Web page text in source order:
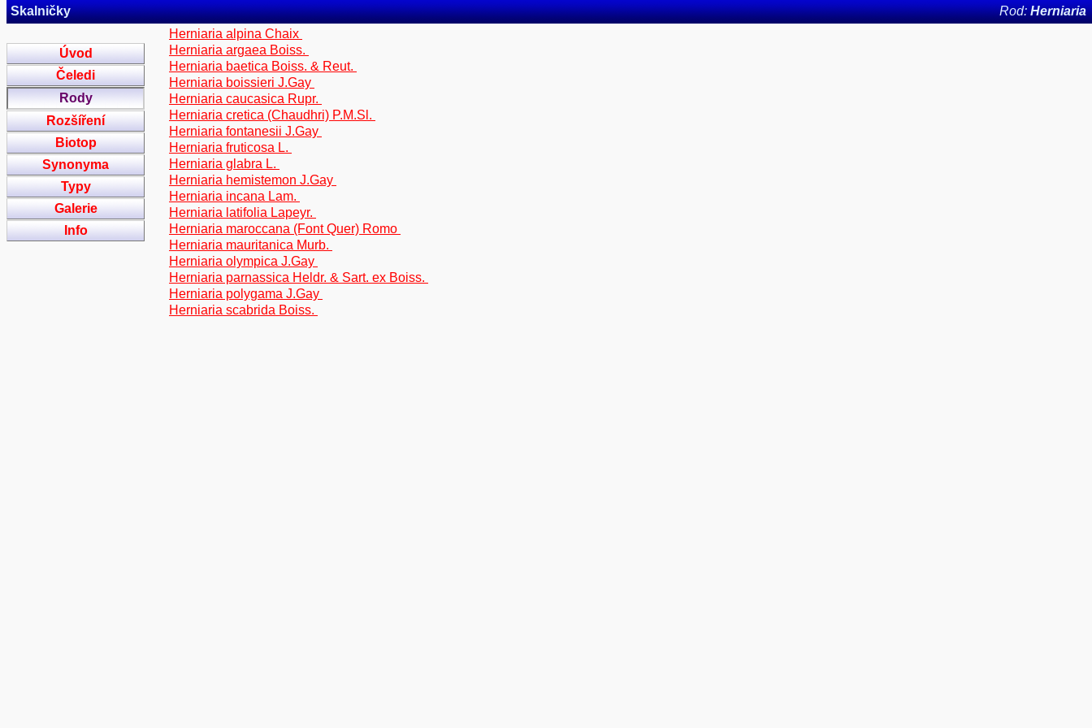
Skalničky Rod:Herniaria
Úvod
Čeledi
Rody
Rozšíření
Biotop
Synonyma
Typy
Galerie
Info
Herniaria alpina Chaix
Herniaria argaea Boiss.
Herniaria baetica Boiss. & Reut.
Herniaria boissieri J.Gay
Herniaria caucasica Rupr.
Herniaria cretica (Chaudhri) P.M.Sl.
Herniaria fontanesii J.Gay
Herniaria fruticosa L.
Herniaria glabra L.
Herniaria hemistemon J.Gay
Herniaria incana Lam.
Herniaria latifolia Lapeyr.
Herniaria maroccana (Font Quer) Romo
Herniaria mauritanica Murb.
Herniaria olympica J.Gay
Herniaria parnassica Heldr. & Sart. ex Boiss.
Herniaria polygama J.Gay
Herniaria scabrida Boiss.